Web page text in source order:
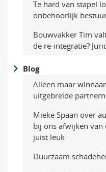
Te hard van stapel
onbehoorlijk
Bouwvakker Tim
de re-integratie?
Blog
Alleen maar
uitgebreide
Mieke Spaan over
bij ons afwijken van
juist leuk
Duurzaam